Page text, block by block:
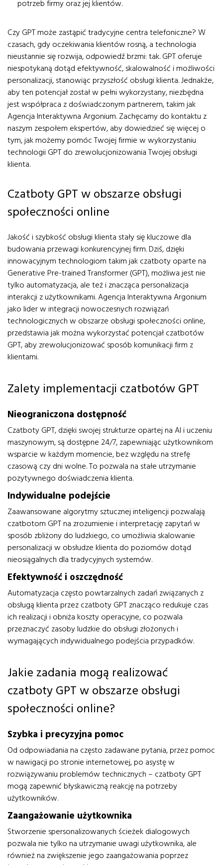
potrzeb firmy oraz jej klientów.
Czy GPT może zastąpić tradycyjne centra telefoniczne? W
czasach, gdy oczekiwania klientów rosną, a technologia
nieustannie się rozwija, odpowiedź brzmi: tak. GPT oferuje
niespotykaną dotąd efektywność, skalowalność i możliwości
personalizacji, stanowiąc przyszłość obsługi klienta. Jednakże,
aby ten potencjał został w pełni wykorzystany, niezbędna
jest współpraca z doświadczonym partnerem, takim jak
Agencja Interaktywna Argonium. Zachęcamy do kontaktu z
naszym zespołem ekspertów, aby dowiedzieć się więcej o
tym, jak możemy pomóc Twojej firmie w wykorzystaniu
technologii GPT do zrewolucjonizowania Twojej obsługi
klienta.
Czatboty GPT w obszarze obsługi
społeczności online
Jakość i szybkość obsługi klienta stały się kluczowe dla
budowania przewagi konkurencyjnej firm. Dziś, dzięki
innowacyjnym technologiom takim jak czatboty oparte na
Generative Pre-trained Transformer (GPT), możliwa jest nie
tylko automatyzacja, ale też i znacząca personalizacja
interakcji z użytkownikami. Agencja Interaktywna Argonium
jako lider w integracji nowoczesnych rozwiązań
technologicznych w obszarze obsługi społeczności online,
przedstawia jak można wykorzystać potencjał czatbotów
GPT, aby zrewolucjonizować sposób komunikacji firm z
klientami.
Zalety implementacji czatbotów GPT
Nieograniczona dostępność
Czatboty GPT, dzięki swojej strukturze opartej na AI i uczeniu
maszynowym, są dostępne 24/7, zapewniając użytkownikom
wsparcie w każdym momencie, bez względu na strefę
czasową czy dni wolne. To pozwala na stałe utrzymanie
pozytywnego doświadczenia klienta.
Indywidualne podejście
Zaawansowane algorytmy sztucznej inteligencji pozwalają
czatbotom GPT na zrozumienie i interpretację zapytań w
sposób zbliżony do ludzkiego, co umożliwia skalowanie
personalizacji w obsłudze klienta do poziomów dotąd
nieosiągalnych dla tradycyjnych systemów.
Efektywność i oszczędność
Automatyzacja często powtarzalnych zadań związanych z
obsługą klienta przez czatboty GPT znacząco redukuje czas
ich realizacji i obniża koszty operacyjne, co pozwala
przeznaczyć zasoby ludzkie do obsługi złożonych i
wymagających indywidualnego podejścia przypadków.
Jakie zadania mogą realizować
czatboty GPT w obszarze obsługi
społeczności online?
Szybka i precyzyjna pomoc
Od odpowiadania na często zadawane pytania, przez pomoc
w nawigacji po stronie internetowej, po asystę w
rozwiązywaniu problemów technicznych – czatboty GPT
mogą zapewnić błyskawiczną reakcję na potrzeby
użytkowników.
Zaangażowanie użytkownika
Stworzenie spersonalizowanych ścieżek dialogowych
pozwala nie tylko na utrzymanie uwagi użytkownika, ale
również na zwiększenie jego zaangażowania poprzez